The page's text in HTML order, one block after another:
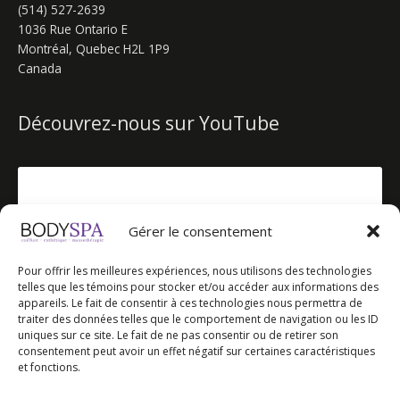
Gérer le consentement
Pour offrir les meilleures expériences, nous utilisons des technologies
telles que les témoins pour stocker et/ou accéder aux informations des
appareils. Le fait de consentir à ces technologies nous permettra de
traiter des données telles que le comportement de navigation ou les ID
uniques sur ce site. Le fait de ne pas consentir ou de retirer son
consentement peut avoir un effet négatif sur certaines caractéristiques
et fonctions.
(514) 527-2639
1036 Rue Ontario E
Montréal, Quebec H2L 1P9
Canada
Découvrez-nous sur YouTube
marketing et activer ce contenu